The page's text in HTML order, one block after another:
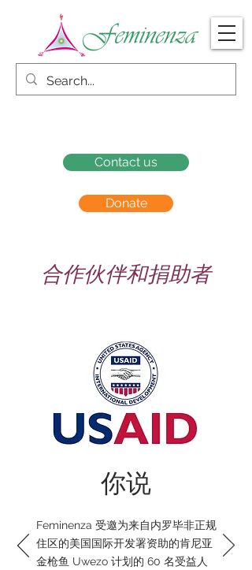
Donate
Contact us
合作伙伴和捐助者
你说
Feminenza 受邀为来自内罗毕非正规
住区的美国国际开发署资助的肯尼亚
金枪鱼 Uwezo 计划的 60 名受益人